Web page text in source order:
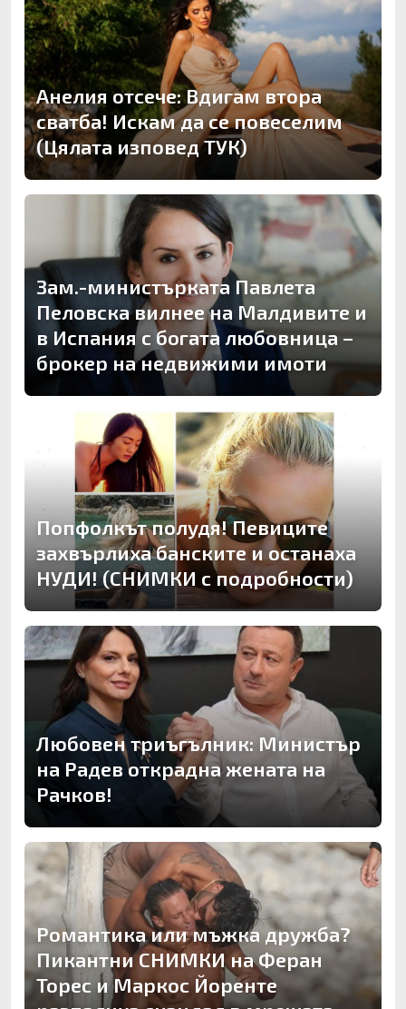
Анелия отсече: Вдигам втора
сватба! Искам да се повеселим
(Цялата изповед ТУК)
Зам.-министърката Павлета
Пеловска вилнее на Малдивите и
в Испания с богата любовница –
брокер на недвижими имоти
Попфолкът полудя! Певиците
захвърлиха банските и останаха
НУДИ! (СНИМКИ с подробности)
Любовен триъгълник: Министър
на Радев открадна жената на
Рачков!
Романтика или мъжка дружба?
Пикантни СНИМКИ на Феран
Торес и Маркос Йоренте